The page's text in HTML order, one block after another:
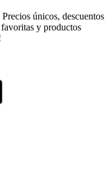
únicos, descuentos
y productos